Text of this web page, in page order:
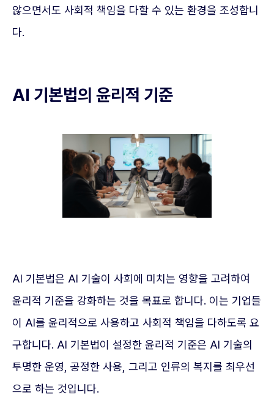
않으면서도 사회적 책임을 다할 수 있는 환경을 조성합니
다.
AI 기본법의 윤리적 기준
AI 기본법은 AI 기술이 사회에 미치는 영향을 고려하여
윤리적 기준을 강화하는 것을 목표로 합니다. 이는 기업들
이 AI를 윤리적으로 사용하고 사회적 책임을 다하도록 요
구합니다. AI 기본법이 설정한 윤리적 기준은 AI 기술의
투명한 운영, 공정한 사용, 그리고 인류의 복지를 최우선
으로 하는 것입니다.